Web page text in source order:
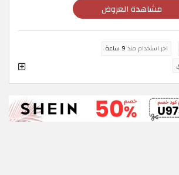
مشاهدة العروض
اخر استخدام منذ 9 ساعة